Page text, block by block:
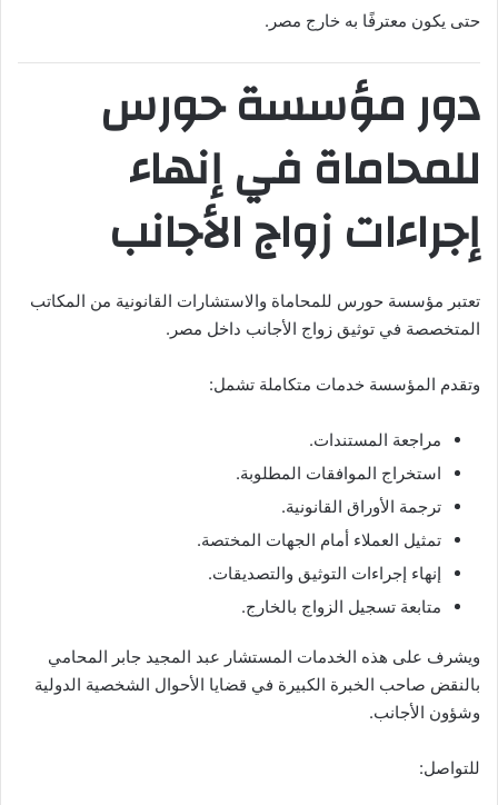
حتى يكون معترفًا به خارج مصر.
دور مؤسسة حورس
للمحاماة في إنهاء
إجراءات زواج الأجانب
تعتبر مؤسسة حورس للمحاماة والاستشارات القانونية من المكاتب
المتخصصة في توثيق زواج الأجانب داخل مصر.
وتقدم المؤسسة خدمات متكاملة تشمل:
مراجعة المستندات.
استخراج الموافقات المطلوبة.
ترجمة الأوراق القانونية.
تمثيل العملاء أمام الجهات المختصة.
إنهاء إجراءات التوثيق والتصديقات.
متابعة تسجيل الزواج بالخارج.
ويشرف على هذه الخدمات المستشار عبد المجيد جابر المحامي
بالنقض صاحب الخبرة الكبيرة في قضايا الأحوال الشخصية الدولية
وشؤون الأجانب.
للتواصل: